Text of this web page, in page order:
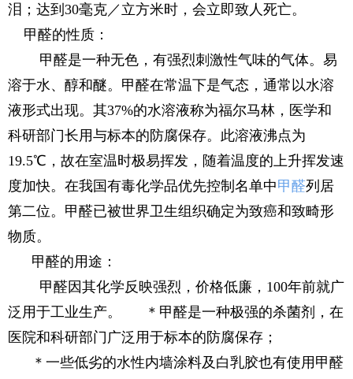
泪；达到30毫克／立方米时，会立即致人死亡。
甲醛的性质：
甲醛是一种无色，有强烈刺激性气味的气体。易
溶于水、醇和醚。甲醛在常温下是气态，通常以水溶
液形式出现。其37%的水溶液称为福尔马林，医学和
科研部门长用与标本的防腐保存。此溶液沸点为
19.5℃，故在室温时极易挥发，随着温度的上升挥发速
度加快。在我国有毒化学品优先控制名单中甲醛列居
第二位。甲醛已被世界卫生组织确定为致癌和致畸形
物质。
甲醛的用途：
甲醛因其化学反映强烈，价格低廉，100年前就广
泛用于工业生产。 ＊甲醛是一种极强的杀菌剂，在
医院和科研部门广泛用于标本的防腐保存；
＊一些低劣的水性内墙涂料及白乳胶也有使用甲醛